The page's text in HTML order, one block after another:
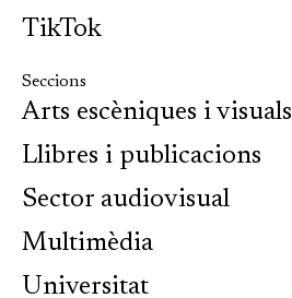
TikTok
Seccions
Arts escèniques i visuals
Llibres i publicacions
Sector audiovisual
Multimèdia
Universitat